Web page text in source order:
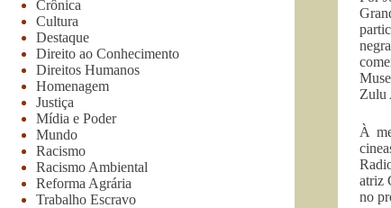
Zulu
À
atriz
no
Crônica
Cultura
Destaque
Direito ao Conhecimento
Direitos Humanos
Homenagem
Justiça
Mídia e Poder
Mundo
Racismo
Racismo Ambiental
Reforma Agrária
Trabalho Escravo